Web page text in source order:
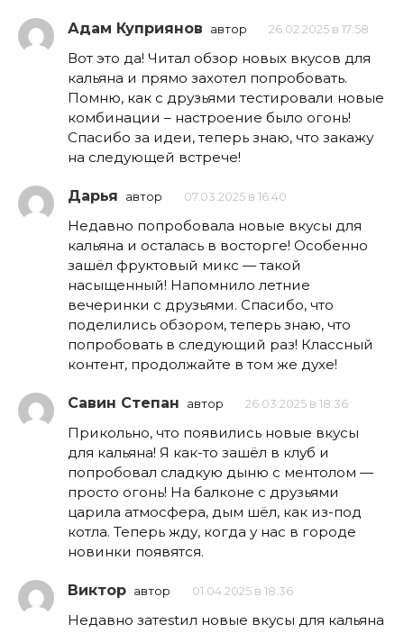
Адам Куприянов автор 26.02.2025 в 17:58
Вот это да! Читал обзор новых вкусов для
кальяна и прямо захотел попробовать.
Помню, как с друзьями тестировали новые
комбинации – настроение было огонь!
Спасибо за идеи, теперь знаю, что закажу
на следующей встрече!
Дарья автор 07.03.2025 в 16:40
Недавно попробовала новые вкусы для
кальяна и осталась в восторге! Особенно
зашёл фруктовый микс — такой
насыщенный! Напомнило летние
вечеринки с друзьями. Спасибо, что
поделились обзором, теперь знаю, что
попробовать в следующий раз! Классный
контент, продолжайте в том же духе!
Савин Степан автор 26.03.2025 в 18:36
Прикольно, что появились новые вкусы
для кальяна! Я как-то зашёл в клуб и
попробовал сладкую дыню с ментолом —
просто огонь! На балконе с друзьями
царила атмосфера, дым шёл, как из-под
котла. Теперь жду, когда у нас в городе
новинки появятся.
Виктор автор 01.04.2025 в 18:36
Недавно затestил новые вкусы для кальяна